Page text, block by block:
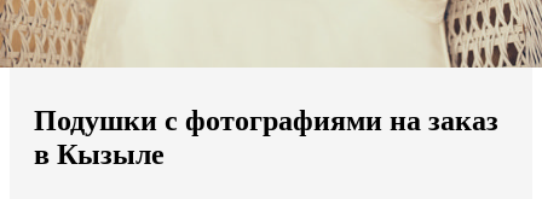
Мы доставляем по всему миру
Продолжить без города
Подушки с фотографиями на заказ
в Кызыле